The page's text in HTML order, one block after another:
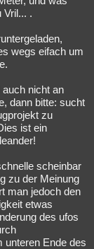
Vril... .
wegs eifach um
nicht an
dann bitte: sucht
zu
ist ein
scheinbar
zu der Meinung
man jedoch den
etwas
des ufos
unteren Ende des